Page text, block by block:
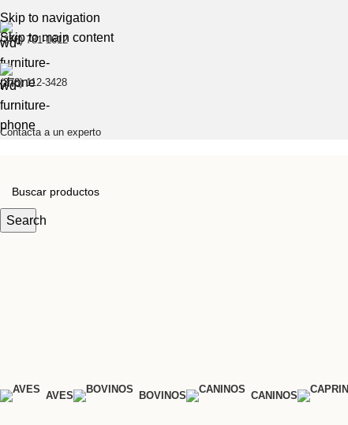
Skip to navigation
Skip to main content
(378) 781-1612
(378) 112-3428
Contacta a un experto
Search
AVES BOVINOS CANINOS